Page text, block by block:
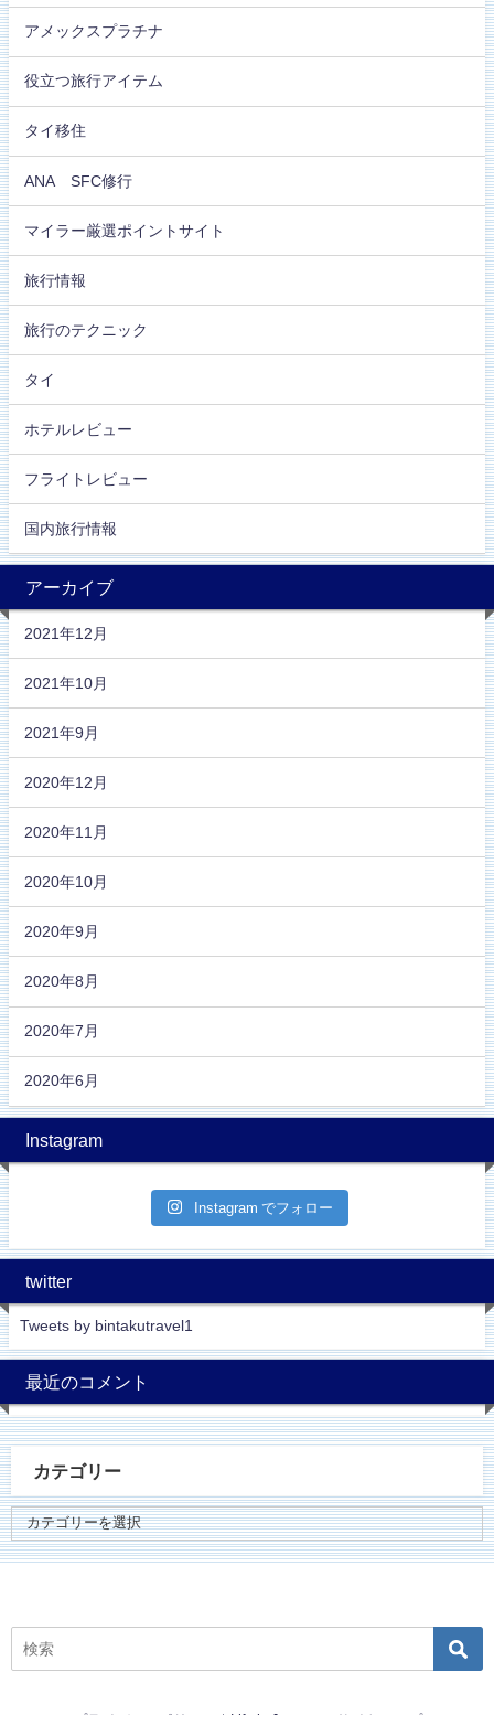
アメックスプラチナ
役立つ旅行アイテム
タイ移住
ANA SFC修行
マイラー厳選ポイントサイト
旅行情報
旅行のテクニック
タイ
ホテルレビュー
フライトレビュー
国内旅行情報
アーカイブ
2021年12月
2021年10月
2021年9月
2020年12月
2020年11月
2020年10月
2020年9月
2020年8月
2020年7月
2020年6月
Instagram
Instagram でフォロー
twitter
Tweets by bintakutravel1
最近のコメント
カテゴリー